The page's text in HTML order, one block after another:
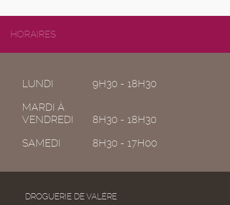
HORAIRES
LUNDI
9H30 - 18H30
MARDI À
VENDREDI
8H30 - 18H30
SAMEDI
8H30 - 17H00
DROGUERIE DE VALÈRE